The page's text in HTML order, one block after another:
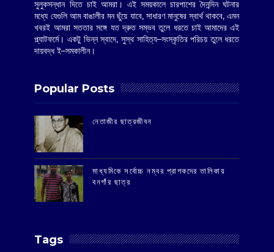
সুলুকসন্ধান দিতে চাই আমরা। এই সময়কালে চারপাশের দৈনন্দিন ঘটনার
মধ্যে যেগুলি আম বাঙালীর মন ছুঁয়ে যাবে, সাধারণ মানুষের স্বার্থ থাকবে, এমন
খবরই আমরা সততার সঙ্গে যত দ্রুত সম্ভব তুলে ধরতে চাই আমাদের এই
প্ল্যাটফর্মে। একটু ভিন্ন স্বাদে, সুস্থ সাহিত্য–সংস্কৃতির পরিচয় তুলে ধরতে
দায়বদ্ধ ই–সমকালীন।
Popular Posts
‌নেতাজীর ছাত্রজীবন
মাধ্যমিকে সর্বোচ্চ নম্বর প্রাপকদের তালিকায়
বনগাঁর ছাত্র
Tags